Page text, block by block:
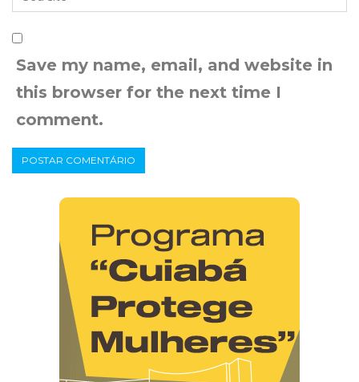
Save my name, email, and website in
this browser for the next time I
comment.